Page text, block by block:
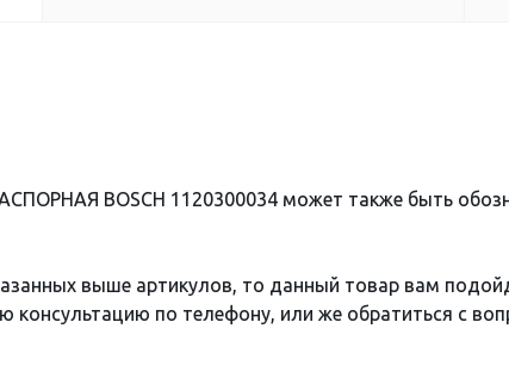
BOSCH 1120300034 может также быть
выше артикулов, то данный товар вам
по телефону, или же обратиться с